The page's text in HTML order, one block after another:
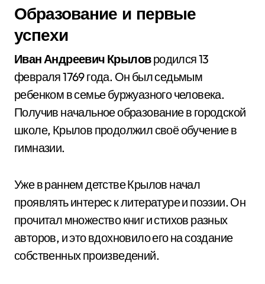
Образование и первые
успехи
Иван Андреевич Крыловродился 13
февраля 1769 года. Он был седьмым
ребенком в семье буржуазного человека.
Получив начальное образование в городской
школе, Крылов продолжил своё обучение в
гимназии.
Уже в раннем детстве Крылов начал
проявлять интерес к литературе и поэзии. Он
прочитал множество книг и стихов разных
авторов, и это вдохновило его на создание
собственных произведений.